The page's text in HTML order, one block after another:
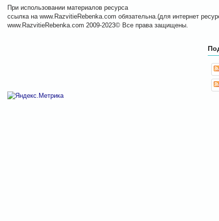
При использовании материалов ресурса
ссылка на www.RazvitieRebenka.com обязательна.(для интернет
www.RazvitieRebenka.com 2009-2023© Все права защищены.